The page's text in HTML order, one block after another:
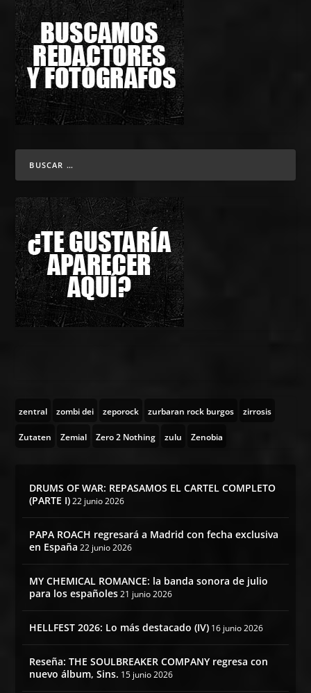
zentral zombi dei zeporock zurbaran rock burgos zirrosis
Zutaten Zemial Zero 2 Nothing zulu Zenobia
DRUMS OF WAR: REPASAMOS EL CARTEL COMPLETO
(PARTE I) 22 junio 2026
PAPA ROACH regresará a Madrid con fecha exclusiva
en España 22 junio 2026
MY CHEMICAL ROMANCE: la banda sonora de julio
para los españoles 21 junio 2026
HELLFEST 2026: Lo más destacado (IV) 16 junio 2026
Reseña: THE SOULBREAKER COMPANY regresa con
nuevo álbum, Sins. 15 junio 2026